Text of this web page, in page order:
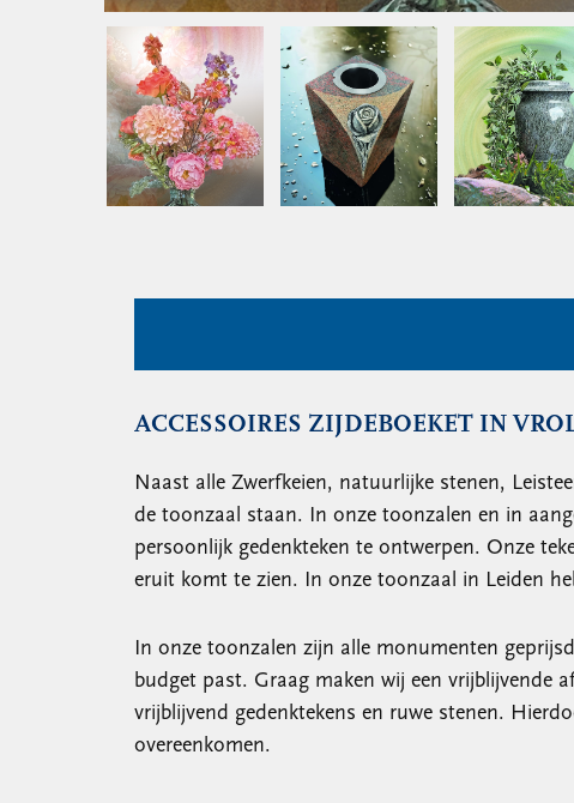
ACCESSOIRES ZIJDEBOEKET IN
Naast alle Zwerfkeien, natuurlijke stenen,
de toonzaal staan. In onze toonzalen en in
persoonlijk gedenkteken te ontwerpen. Onze
eruit komt te zien. In onze toonzaal in Leiden
In onze toonzalen zijn alle monumenten
budget past. Graag maken wij een vrijblijvende
vrijblijvend gedenktekens en ruwe stenen.
overeenkomen.